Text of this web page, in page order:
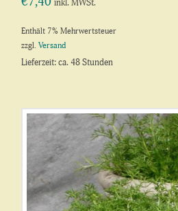
inkl. MWSt.
Enthält 7% Mehrwertsteuer
zzgl.Versand
Lieferzeit: ca. 48 Stunden